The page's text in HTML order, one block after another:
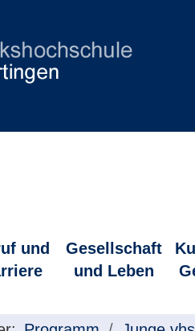
und
Gesellschaft
und Leben